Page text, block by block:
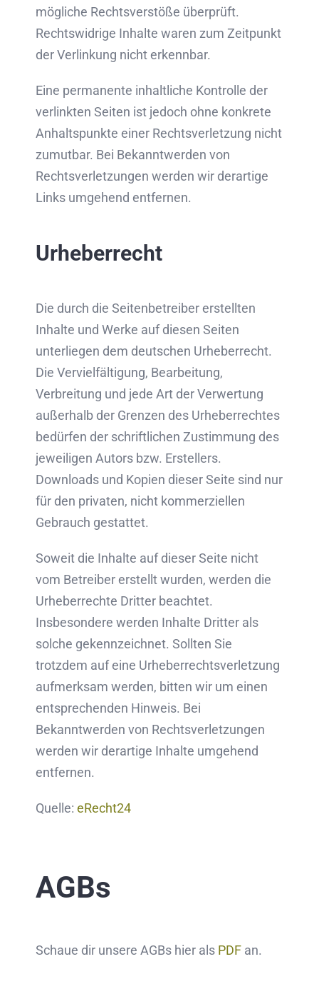
mögliche Rechtsverstöße überprüft.
Rechtswidrige Inhalte waren zum Zeitpunkt
der Verlinkung nicht erkennbar.
Eine permanente inhaltliche Kontrolle der
verlinkten Seiten ist jedoch ohne konkrete
Anhaltspunkte einer Rechtsverletzung nicht
zumutbar. Bei Bekanntwerden von
Rechtsverletzungen werden wir derartige
Links umgehend entfernen.
Urheberrecht
Die durch die Seitenbetreiber erstellten
Inhalte und Werke auf diesen Seiten
unterliegen dem deutschen Urheberrecht.
Die Vervielfältigung, Bearbeitung,
Verbreitung und jede Art der Verwertung
außerhalb der Grenzen des Urheberrechtes
bedürfen der schriftlichen Zustimmung des
jeweiligen Autors bzw. Erstellers.
Downloads und Kopien dieser Seite sind nur
für den privaten, nicht kommerziellen
Gebrauch gestattet.
Soweit die Inhalte auf dieser Seite nicht
vom Betreiber erstellt wurden, werden die
Urheberrechte Dritter beachtet.
Insbesondere werden Inhalte Dritter als
solche gekennzeichnet. Sollten Sie
trotzdem auf eine Urheberrechtsverletzung
aufmerksam werden, bitten wir um einen
entsprechenden Hinweis. Bei
Bekanntwerden von Rechtsverletzungen
werden wir derartige Inhalte umgehend
entfernen.
Quelle: eRecht24
AGBs
Schaue dir unsere AGBs hier als PDF an.